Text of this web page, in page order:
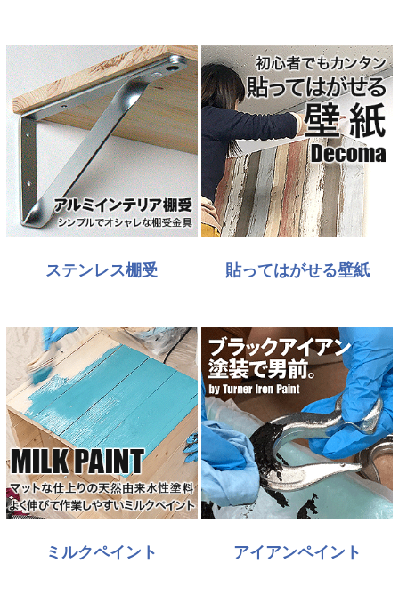
ステンレス棚受 貼ってはがせる壁紙
ミルクペイント アイアンペイント